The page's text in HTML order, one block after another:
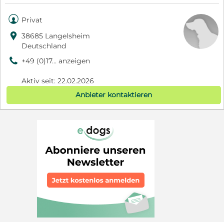
 Privat
 38685 Langelsheim
Deutschland
9 +49 (0)17... anzeigen
Aktiv seit: 22.02.2026
Anbieter kontaktieren